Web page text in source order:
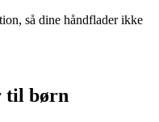
så dine håndflader ikke
til børn